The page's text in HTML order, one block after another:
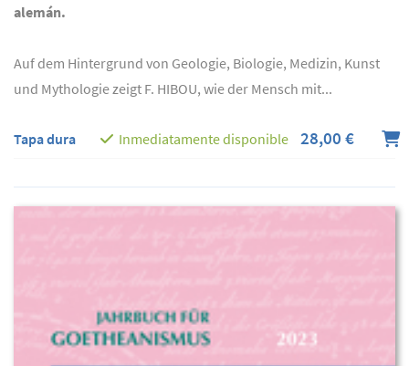
alemán.
Auf dem Hintergrund von Geologie, Biologie, Medizin, Kunst
und Mythologie zeigt F. HIBOU, wie der Mensch mit...
Tapa dura Inmediatamente disponible 28,00 €